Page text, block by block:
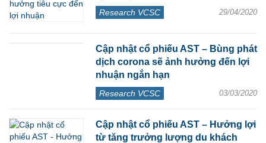
Research VCSC 29/04/2020
Cập nhật cổ phiếu AST – Bùng phát
dịch corona sẽ ảnh hưởng đến lợi
nhuận ngắn hạn
Research VCSC 03/03/2020
Cập nhật cổ phiếu AST – Hưởng lợi
từ tăng trưởng lượng du khách